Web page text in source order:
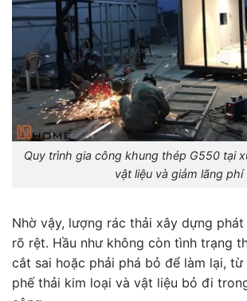
Quy trình gia công khung thép G550 tại
vật liệu và giảm lãng phí
Nhờ vậy, lượng rác thải xây dựng
rõ rệt. Hầu như không còn tình trạng
cắt sai hoặc phải phá bỏ để làm lại,
phế thải kim loại và vật liệu bỏ đi